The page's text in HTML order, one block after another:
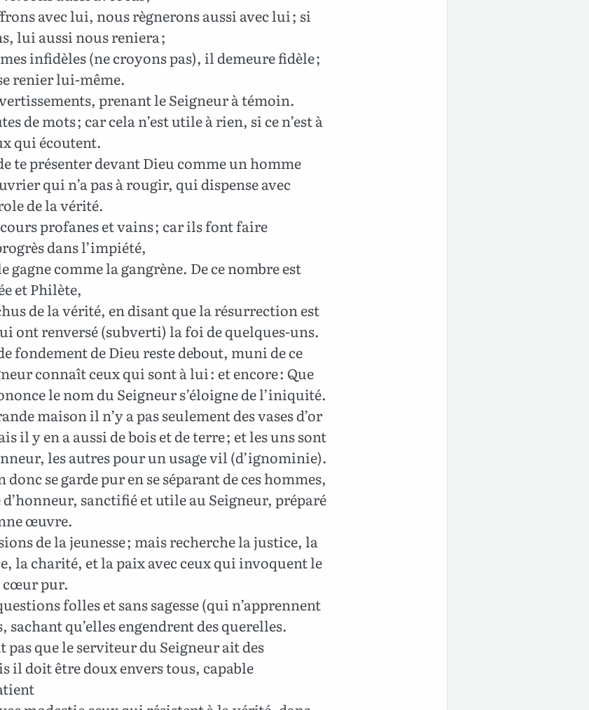
avec lui, nous règnerons aussi avec lui ; si
lui aussi nous reniera ;
infidèles (ne croyons pas), il demeure fidèle ;
renier lui-même.
prenant le Seigneur à témoin.
de mots ; car cela n’est utile à rien, si ce n’est à
qui écoutent.
te présenter devant Dieu comme un homme
qui n’a pas à rougir, qui dispense avec
de la vérité.
profanes et vains ; car ils font faire
dans l’impiété,
gagne comme la gangrène. De ce nombre est
et Philète,
de la vérité, en disant que la résurrection est
ont renversé (subverti) la foi de quelques-uns.
fondement de Dieu reste debout, muni de ce
connaît ceux qui sont à lui : et encore : Que
le nom du Seigneur s’éloigne de l’iniquité.
maison il n’y a pas seulement des vases d’or
il y en a aussi de bois et de terre ; et les uns sont
les autres pour un usage vil (d’ignominie).
donc se garde pur en se séparant de ces hommes,
sanctifié et utile au Seigneur, préparé
œuvre.
de la jeunesse ; mais recherche la justice, la
la charité, et la paix avec ceux qui invoquent le
cœur pur.
folles et sans sagesse (qui n’apprennent
sachant qu’elles engendrent des querelles.
pas que le serviteur du Seigneur ait des
il doit être doux envers tous, capable